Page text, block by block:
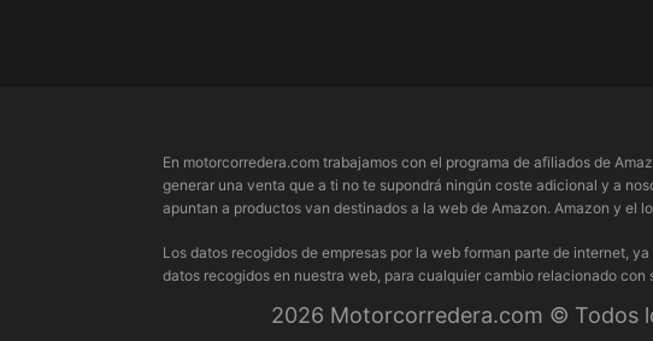
En motorcorredera.com trabajamos con el programa de afiliados de
generar una venta que a ti no te supondrá ningún coste adicional y a
apuntan a productos van destinados a la web de Amazon. Amazon y el
Los datos recogidos de empresas por la web forman parte de internet,
datos recogidos en nuestra web, para cualquier cambio relacionado con
2026 Motorcorredera.com © Todos